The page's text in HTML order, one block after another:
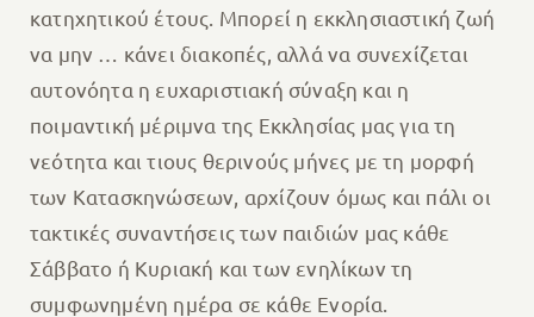
κατηχητικού έτους. Μπορεί η εκκλησιαστική ζωή
να μην … κάνει διακοπές, αλλά να συνεχίζεται
αυτονόητα η ευχαριστιακή σύναξη και η
ποιμαντική μέριμνα της Εκκλησίας μας για τη
νεότητα και τιους θερινούς μήνες με τη μορφή
των Κατασκηνώσεων, αρχίζουν όμως και πάλι οι
τακτικές συναντήσεις των παιδιών μας κάθε
Σάββατο ή Κυριακή και των ενηλίκων τη
συμφωνημένη ημέρα σε κάθε Ενορία.